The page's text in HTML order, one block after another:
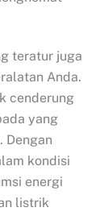
teratur juga
Anda.
cenderung
yang
Dengan
kondisi
energi
listrik